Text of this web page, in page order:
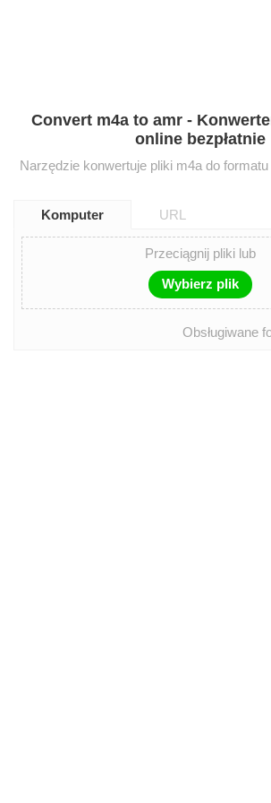
Convert m4a to amr -
online bezpłatnie
Narzędzie konwertuje pliki m4a do
Komputer URL
Przeciągnij pliki lub
Wybierz plik
Obsługiwane